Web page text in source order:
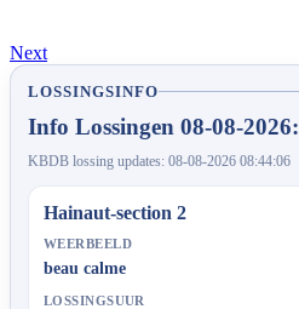
Next
LOSSINGSINFO
Info Lossingen 08-08-2026:
KBDB lossing updates: 08-08-2026 08:44:06
Hainaut-section 2
WEERBEELD
beau calme
LOSSINGSUUR